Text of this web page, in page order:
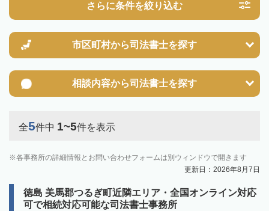
さらに条件を絞り込む
市区町村から司法書士を探す
相談内容から司法書士を探す
全5件中 1~5件を表示
各事務所の詳細情報とお問い合わせフォームは別ウィンドウで開きます
更新日：2026年8月7日
徳島 美馬郡つるぎ町近隣エリア・全国オンライン対応
可で相続対応可能な司法書士事務所